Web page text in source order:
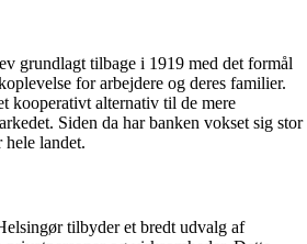
grundlagt tilbage i 1919 med det formål
for arbejdere og deres familier.
kooperativt alternativ til de mere
Siden da har banken vokset sig stor
landet.
tilbyder et bredt udvalg af